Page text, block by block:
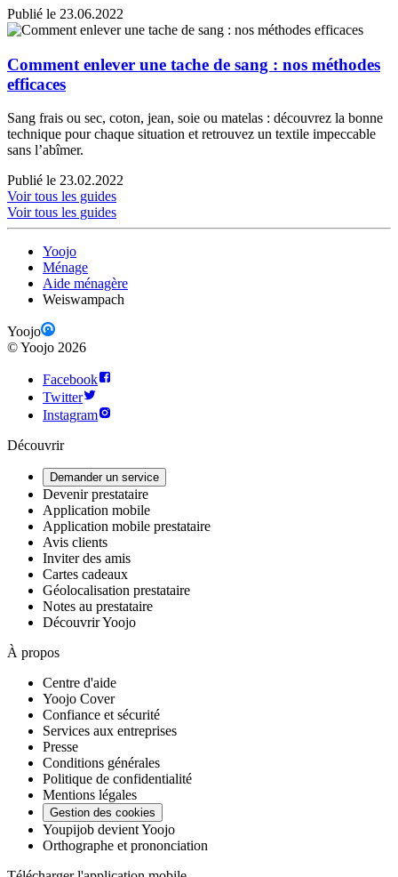
Publié le 23.06.2022
Comment enlever une tache de sang : nos méthodes
efficaces
Sang frais ou sec, coton, jean, soie ou matelas : découvrez la bonne
technique pour chaque situation et retrouvez un textile impeccable
sans l’abîmer.
Publié le 23.02.2022
Voir tous les guides
Voir tous les guides
Yoojo
Ménage
Aide ménagère
Weiswampach
Yoojo
©Yoojo 2026
Facebook
Twitter
Instagram
Découvrir
Demander un service
Devenir prestataire
Application mobile
Application mobile prestataire
Avis clients
Inviter des amis
Cartes cadeaux
Géolocalisation prestataire
Notes au prestataire
Découvrir Yoojo
À propos
Centre d'aide
Yoojo Cover
Confiance et sécurité
Services aux entreprises
Presse
Conditions générales
Politique de confidentialité
Mentions légales
Gestion des cookies
Youpijob devient Yoojo
Orthographe et prononciation